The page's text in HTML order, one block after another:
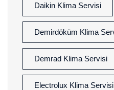
Daikin Klima Servisi
Demirdöküm Klima
Demrad Klima Servisi
Electrolux Klima Servisi